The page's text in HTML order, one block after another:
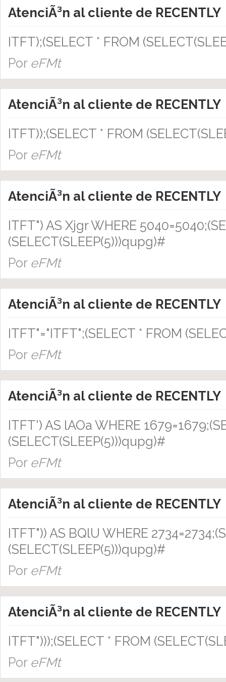
AtenciÃ³n al cliente de RECENTLY
ITFT);(SELECT * FROM
Por eFMt
AtenciÃ³n al cliente de RECENTLY
ITFT));(SELECT * FROM
Por eFMt
AtenciÃ³n al cliente de RECENTLY
ITFT") AS Xjgr WHERE
(SELECT(SLEEP(5)))qupg)#
Por eFMt
AtenciÃ³n al cliente de RECENTLY
ITFT"="ITFT";(SELECT * FROM
Por eFMt
AtenciÃ³n al cliente de RECENTLY
ITFT') AS lAOa WHERE
(SELECT(SLEEP(5)))qupg)#
Por eFMt
AtenciÃ³n al cliente de RECENTLY
ITFT")) AS BQlU WHERE
(SELECT(SLEEP(5)))qupg)#
Por eFMt
AtenciÃ³n al cliente de RECENTLY
ITFT")));(SELECT * FROM
Por eFMt